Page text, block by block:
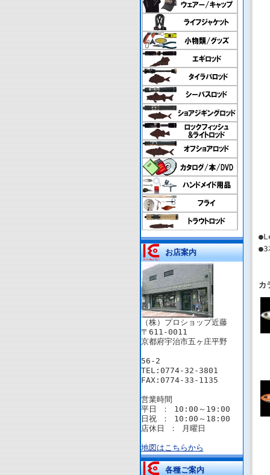
お店案内
（株）プロショップ近藤
〒611-0011
京都府宇治市五ヶ庄平野
56-2
TEL:0774-32-3801
FAX:0774-33-1135
営業時間
平日 ： 10:00～19:00
日祝 ： 10:00～18:00
店休日 ： 月曜日
地図はこちらから
各種ご案内
●3
カ